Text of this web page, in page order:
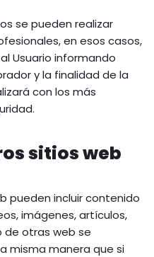
se pueden realizar
en esos casos,
Usuario informando
y la finalidad de la
con los más
sitios web
pueden incluir contenido
imágenes, artículos,
de otras web se
misma manera que si